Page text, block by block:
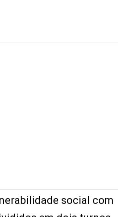
social com